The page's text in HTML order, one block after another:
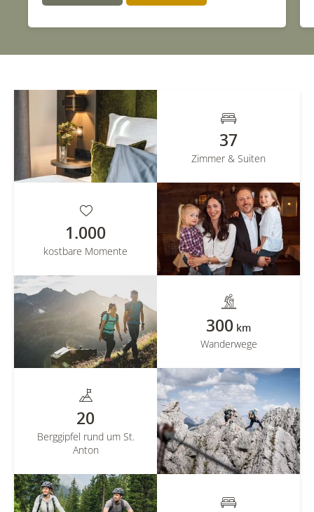
37
Zimmer & Suiten
1.000
kostbare Momente
300 km
Wanderwege
20
Berggipfel rund um St.
Anton